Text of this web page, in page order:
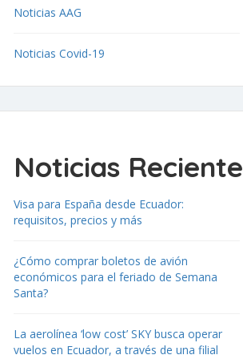
Noticias AAG
Noticias Covid-19
Noticias Reciente
Visa para España desde Ecuador:
requisitos, precios y más
¿Cómo comprar boletos de avión
económicos para el feriado de Semana
Santa?
La aerolínea ‘low cost’ SKY busca operar
vuelos en Ecuador, a través de una filial